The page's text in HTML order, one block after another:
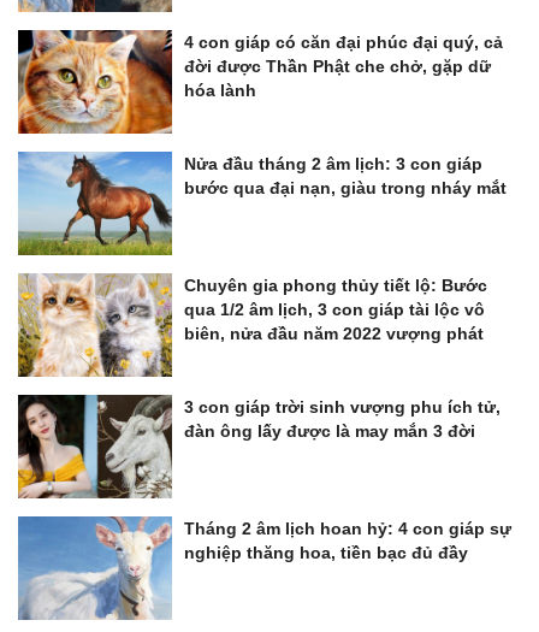
4 con giáp có căn đại phúc đại quý, cả
đời được Thần Phật che chở, gặp dữ
hóa lành
Nửa đầu tháng 2 âm lịch: 3 con giáp
bước qua đại nạn, giàu trong nháy mắt
Chuyên gia phong thủy tiết lộ: Bước
qua 1/2 âm lịch, 3 con giáp tài lộc vô
biên, nửa đầu năm 2022 vượng phát
3 con giáp trời sinh vượng phu ích tử,
đàn ông lấy được là may mắn 3 đời
Tháng 2 âm lịch hoan hỷ: 4 con giáp sự
nghiệp thăng hoa, tiền bạc đủ đầy